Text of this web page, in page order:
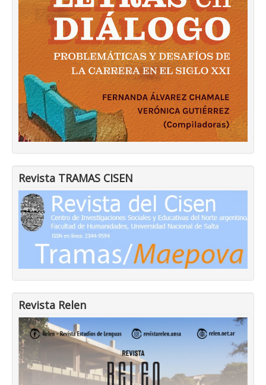
Revista TRAMAS CISEN
Revista Relen